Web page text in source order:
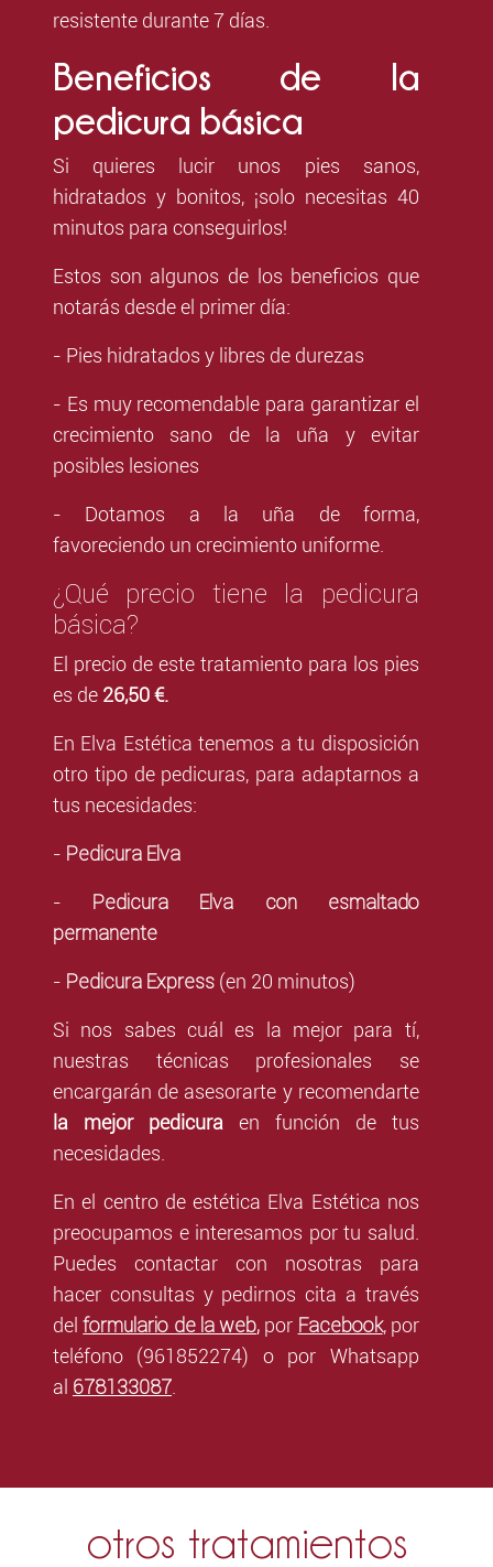
resistente durante 7 días.
Beneficios de la
pedicura básica
Si quieres lucir unos pies sanos,
hidratados y bonitos, ¡solo necesitas 40
minutos para conseguirlos!
Estos son algunos de los beneficios que
notarás desde el primer día:
- Pies hidratados y libres de durezas
- Es muy recomendable para garantizar el
crecimiento sano de la uña y evitar
posibles lesiones
- Dotamos a la uña de forma,
favoreciendo un crecimiento uniforme.
¿Qué precio tiene la pedicura
básica?
El precio de este tratamiento para los pies
es de 26,50 €.
En Elva Estética tenemos a tu disposición
otro tipo de pedicuras, para adaptarnos a
tus necesidades:
- Pedicura Elva
- Pedicura Elva con esmaltado
permanente
- Pedicura Express (en 20 minutos)
Si nos sabes cuál es la mejor para tí,
nuestras técnicas profesionales se
encargarán de asesorarte y recomendarte
la mejor pedicura en función de tus
necesidades.
En el centro de estética Elva Estética nos
preocupamos e interesamos por tu salud.
Puedes contactar con nosotras para
hacer consultas y pedirnos cita a través
del formulario de la web, por Facebook, por
teléfono (961852274) o por Whatsapp
al 678133087
otros tratamientos